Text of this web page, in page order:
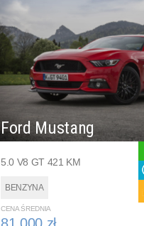
Ford Mustang
5.0 V8 GT 421 KM
BENZYNA
CENA ŚREDNIA